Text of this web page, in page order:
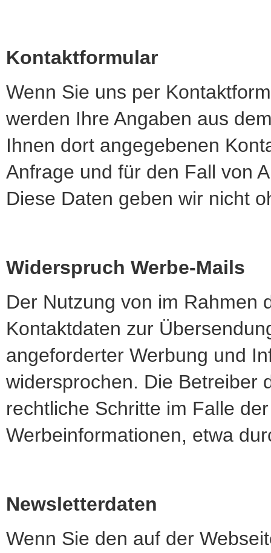
Kontaktformular
Wenn Sie uns per
werden Ihre Angaben aus
Ihnen dort angegebenen
Anfrage und für den Fall von
Diese Daten geben wir nicht
Widerspruch Werbe-Mails
Der Nutzung von im Rahmen
Kontaktdaten zur
angeforderter Werbung und
widersprochen. Die Betreiber
rechtliche Schritte im Falle
Werbeinformationen, etwa
Newsletterdaten
Wenn Sie den auf der